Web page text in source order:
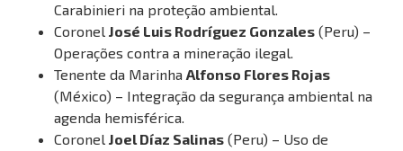
Carabinieri na proteção ambiental.
Coronel José Luis Rodríguez Gonzales (Peru) –
Operações contra a mineração ilegal.
Tenente da Marinha Alfonso Flores Rojas
(México) – Integração da segurança ambiental na
agenda hemisférica.
Coronel Joel Díaz Salinas (Peru) – Uso de